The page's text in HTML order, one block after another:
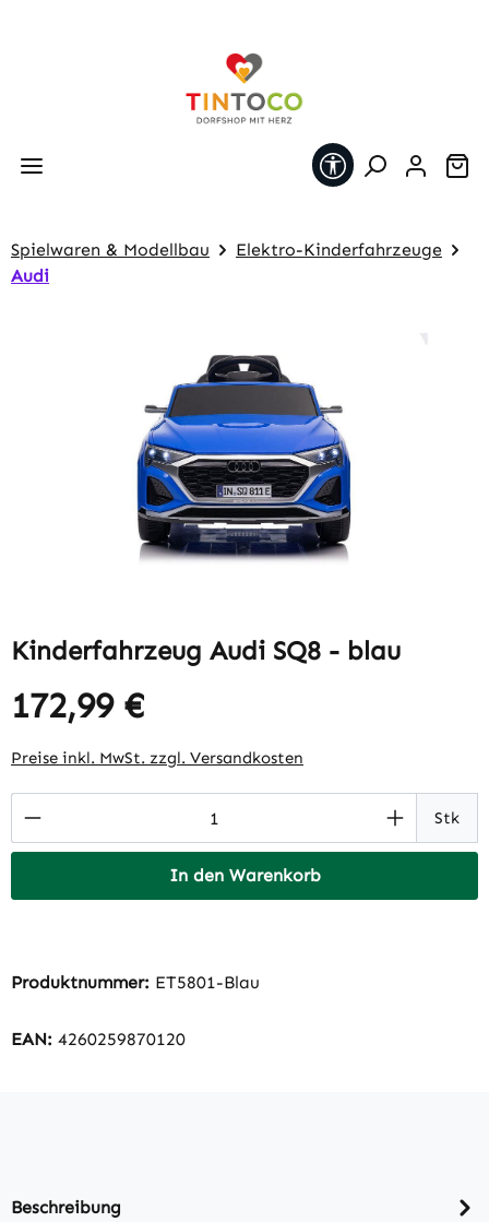
Werkzeugleiste
Spielwaren & Modellbau
Elektro-Kinderfahrzeuge
Audi
Kinderfahrzeug Audi SQ8 - blau
Regulärer Preis:
172,99 €
Preise inkl. MwSt. zzgl. Versandkosten
Produkt Anzahl: Gib den gewünschtenStk
In den Warenkorb
Produktnummer: ET5801-Blau
EAN: 4260259870120
Beschreibung